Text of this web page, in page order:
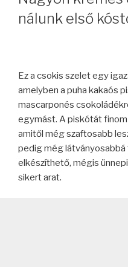
nálunk első
Ez a csokis szelet egy
amelyben a puha kakaós
mascarponés
egymást. A piskótát
amitől még szaftosabb
pedig még látványosabbá
elkészíthető, mégis
sikert arat.